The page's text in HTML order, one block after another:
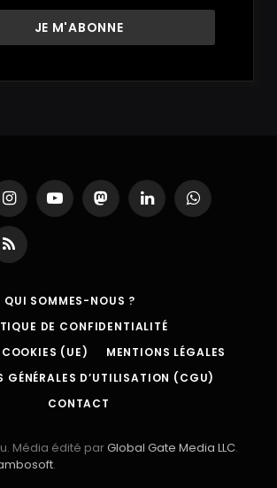
InstagramYouTubeMastodonLinkedInWhatsApp
RSS
QUI SOMMES-NOUS ?
DE CONFIDENTIALITÉ
(UE)
MENTIONS LÉGALES
GÉNÉRALES D’UTILISATION (CGU)
CONTACT
Média édité parGlobal Gate Media LLC.
.